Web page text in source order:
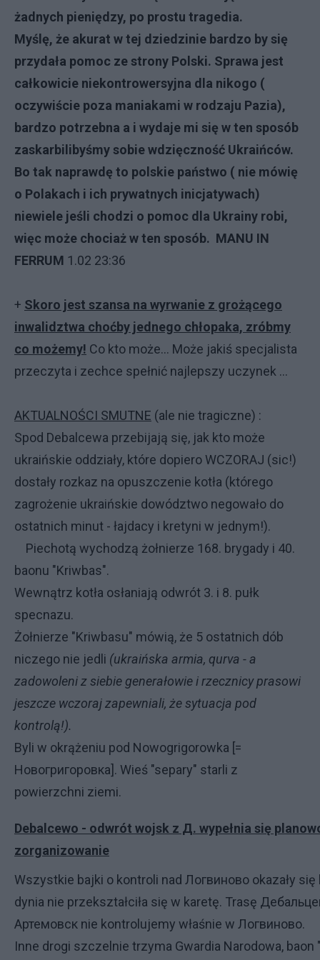
żadnych pieniędzy, po prostu tragedia.
Myślę, że akurat w tej dziedzinie bardzo by się
przydała pomoc ze strony Polski. Sprawa jest
całkowicie niekontrowersyjna dla nikogo (
oczywiście poza maniakami w rodzaju Pazia),
bardzo potrzebna a i wydaje mi się w ten sposób
zaskarbilibyśmy sobie wdzięczność Ukraińców.
Bo tak naprawdę to polskie państwo ( nie mówię
o Polakach i ich prywatnych inicjatywach)
niewiele jeśli chodzi o pomoc dla Ukrainy robi,
więc może chociaż w ten sposób. MANU IN
FERRUM 1.02 23:36
+ Skoro jest szansa na wyrwanie z grożącego
inwalidztwa choćby jednego chłopaka, zróbmy
co możemy! Co kto może... Może jakiś specjalista
przeczyta i zechce spełnić najlepszy uczynek ...
AKTUALNOŚCI SMUTNE (ale nie tragiczne) :
Spod Debalcewa przebijają się, jak kto może
ukraińskie oddziały, które dopiero WCZORAJ (sic!)
dostały rozkaz na opuszczenie kotła (którego
zagrożenie ukraińskie dowództwo negowało do
ostatnich minut - łajdacy i kretyni w jednym!).
Piechotą wychodzą żołnierze 168. brygady i 40.
baonu "Kriwbas".
Wewnątrz kotła osłaniają odwrót 3. i 8. pułk
specnazu.
Żołnierze "Kriwbasu" mówią, że 5 ostatnich dób
niczego nie jedli (ukraińska armia, qurva - a
zadowoleni z siebie generałowie i rzecznicy prasowi
jeszcze wczoraj zapewniali, że sytuacja pod
kontrolą!).
Byli w okrążeniu pod Nowogrigorowka [=
Новогригоровкa]. Wieś "separy" starli z
powierzchni ziemi.
Debalcewo - odwrót wojsk z Д. wypełnia się
zorganizowanie
Wszystkie bajki o kontroli nad Логвиново okazały się
dynia nie przekształciła się w karetę. Trasę
Артемовск nie kontrolujemy właśnie w Логвиново.
Inne drogi szczelnie trzyma Gwardia Narodowa, baon